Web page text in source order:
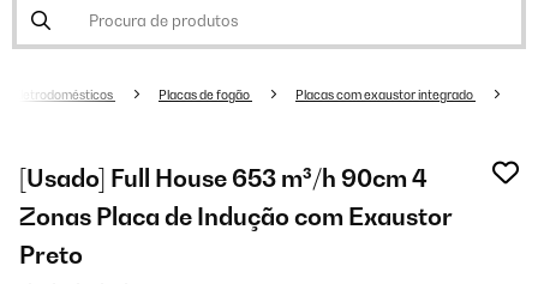
Eletrodomésticos Placas de fogão Placas com exaustor integrado
[Usado] Full House 653 m³/h 90cm 4
Zonas Placa de Indução com Exaustor
Preto